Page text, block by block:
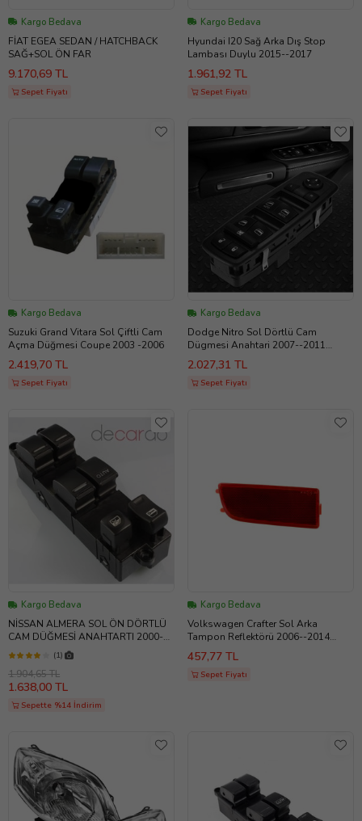
Kargo Bedava
FİAT EGEA SEDAN / HATCHBACK
SAĞ+SOL ÖN FAR
9.170,69 TL
Sepet Fiyatı
Kargo Bedava
Hyundai I20 Sağ Arka Dış Stop
Lambası Duylu 2015--2017
1.961,92 TL
Sepet Fiyatı
Kargo Bedava
Suzuki Grand Vitara Sol Çiftli Cam
Açma Düğmesi Coupe 2003 -2006
2.419,70 TL
Sepet Fiyatı
Kargo Bedava
Dodge Nitro Sol Dörtlü Cam
Dügmesi Anahtari 2007--2011
419874836
2.027,31 TL
Sepet Fiyatı
Kargo Bedava
NİSSAN ALMERA SOL ÖN DÖRTLÜ
CAM DÜĞMESİ ANAHTARTI 2000-
-2008
(1)
1.904,65 TL
1.638,00 TL
Sepette %14 İndirim
Kargo Bedava
Volkswagen Crafter Sol Arka
Tampon Reflektörü 2006--2014
N11.144
457,77 TL
Sepet Fiyatı